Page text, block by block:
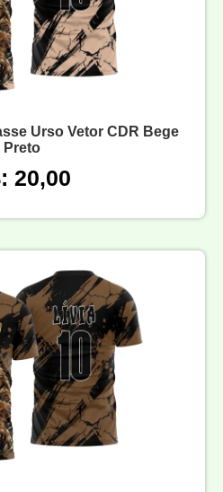
Urso Vetor CDR Bege
Preto
20,00